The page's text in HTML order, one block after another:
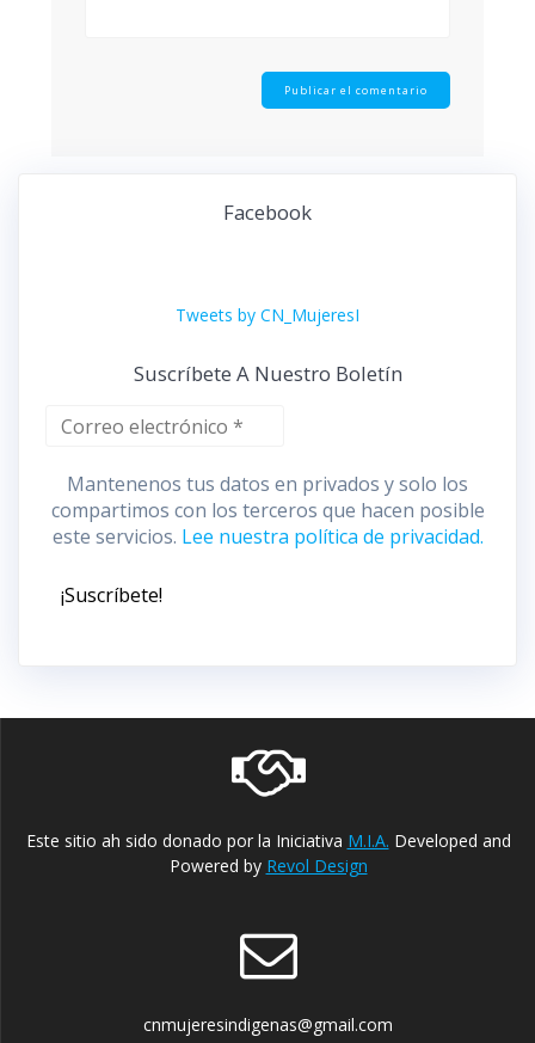
Facebook
Tweets by CN_MujeresI
Suscríbete A Nuestro Boletín
Mantenenos tus datos en privados y solo los
compartimos con los terceros que hacen posible
este servicios. Lee nuestra política de privacidad.
Este sitio ah sido donado por la Iniciativa M.I.A. Developed and
Powered by Revol Design
cnmujeresindigenas@gmail.com